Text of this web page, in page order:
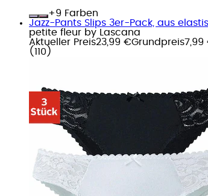
+
Farben
Jazz-Pants Slips 3er-Pack, aus
petite fleur by Lascana
Aktueller Preis23,99 €Grundpreis7,99
( 110 )